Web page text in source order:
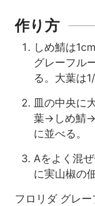
作り方
しめ鯖は
グレーフル
る。大葉は
皿の中央に
葉→しめ鯖→
に並べる。
Aをよく混
に実山椒の
フロリダ グレ